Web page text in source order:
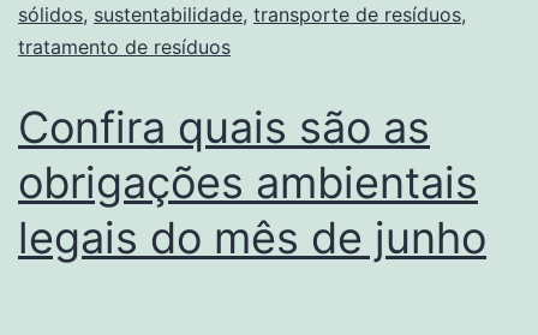
sólidos, sustentabilidade, transporte de resíduos,
tratamento de resíduos
Confira quais são as
obrigações ambientais
legais do mês de junho